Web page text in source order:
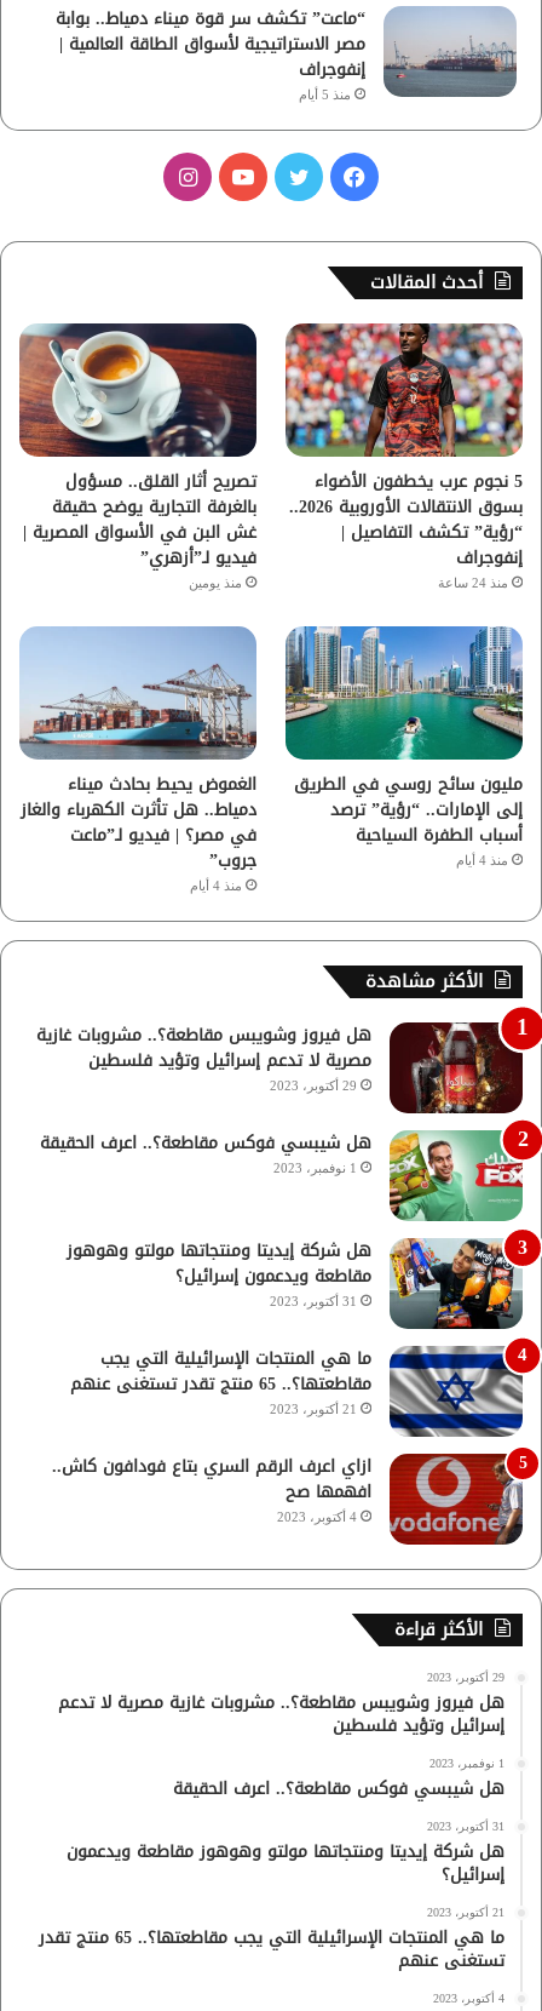
“ماعت” تكشف سر قوة ميناء دمياط.. بوابة
مصر الاستراتيجية لأسواق الطاقة العالمية |
إنفوجراف
منذ 5 أيام
س
ب
و
ك
ر
ي
و
ب
ت
ق
ر
ا
م
أحدث المقالات
5 نجوم عرب يخطفون الأضواء
بسوق الانتقالات الأوروبية 2026..
“رؤية” تكشف التفاصيل |
إنفوجراف
منذ 24 ساعة
تصريح أثار القلق.. مسؤول
بالغرفة التجارية يوضح حقيقة
غش البن في الأسواق المصرية |
فيديو لـ”أزهري”
منذ يومين
مليون سائح روسي في الطريق
إلى الإمارات.. “رؤية” ترصد
أسباب الطفرة السياحية
منذ 4 أيام
الغموض يحيط بحادث ميناء
دمياط.. هل تأثرت الكهرباء والغاز
في مصر؟ | فيديو لـ”ماعت
جروب”
منذ 4 أيام
الأكثر مشاهدة
هل فيروز وشويبس مقاطعة؟.. مشروبات غازية
مصرية لا تدعم إسرائيل وتؤيد فلسطين
29 أكتوبر، 2023
هل شيبسي فوكس مقاطعة؟.. اعرف الحقيقة
1 نوفمبر، 2023
هل شركة إيديتا ومنتجاتها مولتو وهوهوز
مقاطعة ويدعمون إسرائيل؟
31 أكتوبر، 2023
ما هي المنتجات الإسرائيلية التي يجب
مقاطعتها؟.. 65 منتج تقدر تستغنى عنهم
21 أكتوبر، 2023
ازاي اعرف الرقم السري بتاع فودافون كاش..
افهمها صح
4 أكتوبر، 2023
الأكثر قراءة
29 أكتوبر، 2023
هل فيروز وشويبس مقاطعة؟.. مشروبات غازية مصرية لا تدعم
إسرائيل وتؤيد فلسطين
1 نوفمبر، 2023
هل شيبسي فوكس مقاطعة؟.. اعرف الحقيقة
31 أكتوبر، 2023
هل شركة إيديتا ومنتجاتها مولتو وهوهوز مقاطعة ويدعمون
إسرائيل؟
21 أكتوبر، 2023
ما هي المنتجات الإسرائيلية التي يجب مقاطعتها؟.. 65 منتج تقدر
تستغنى عنهم
4 أكتوبر، 2023